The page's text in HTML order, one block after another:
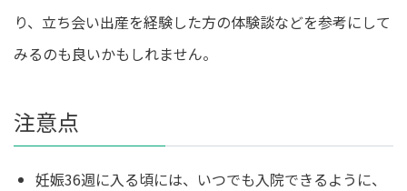
り、立ち会い出産を経験した方の体験談などを参考にして
みるのも良いかもしれません。
注意点
妊娠36週に入る頃には、いつでも入院できるように、